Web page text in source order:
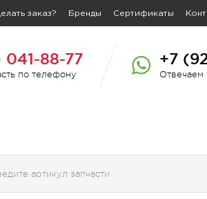
заказ? Бренды Сертификаты
041-88-77
по телефону
+7
Отвечаем